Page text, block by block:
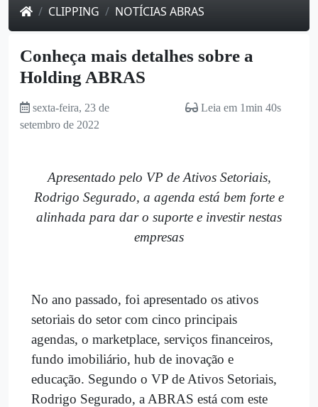
CLIPPING NOTÍCIAS ABRAS
Conheça mais detalhes sobre a
Holding ABRAS
sexta-feira, 23 de
setembro de 2022
Leia em 1min 40s
Apresentado pelo VP de Ativos Setoriais,
Rodrigo Segurado, a agenda está bem forte e
alinhada para dar o suporte e investir nestas
empresas
No ano passado, foi apresentado os ativos
setoriais do setor com cinco principais
agendas, o marketplace, serviços financeiros,
fundo imobiliário, hub de inovação e
educação. Segundo o VP de Ativos Setoriais,
Rodrigo Segurado, a ABRAS está com este